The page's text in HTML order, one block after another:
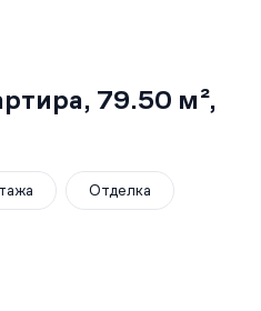
79.50 м²,
Отделка